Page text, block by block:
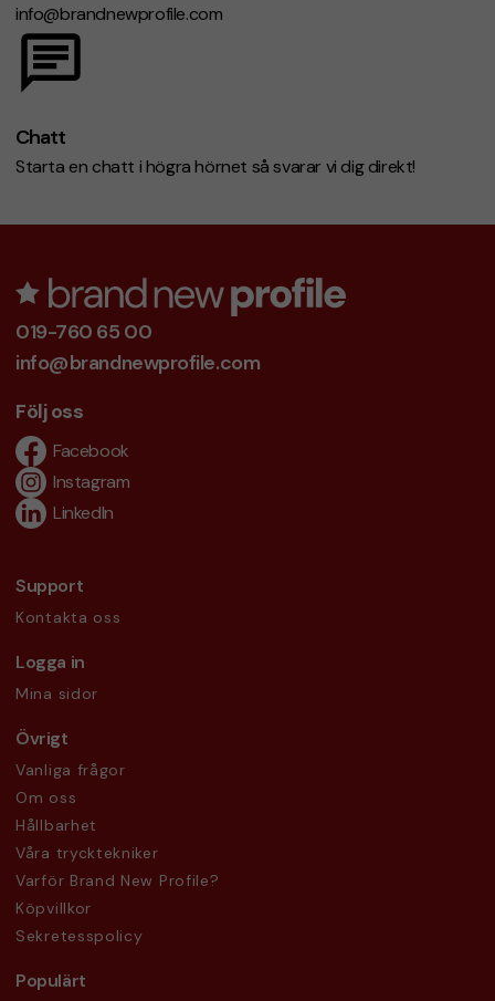
info@brandnewprofile.com
Chatt
Starta en chatt i högra hörnet så svarar vi dig direkt!
019-760 65 00
info@brandnewprofile.com
Följ oss
Facebook
Instagram
LinkedIn
Support
Kontakta oss
Logga in
Mina sidor
Övrigt
Vanliga frågor
Om oss
Hållbarhet
Våra trycktekniker
Varför Brand New Profile?
Köpvillkor
Sekretesspolicy
Populärt